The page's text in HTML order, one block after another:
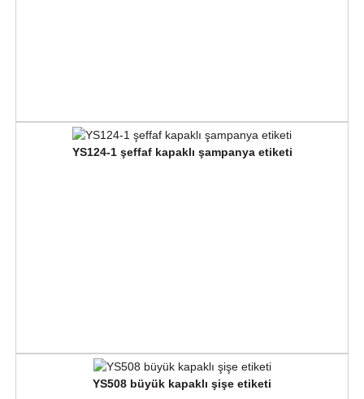
YS124-1 şeffaf kapaklı şampanya etiketi
YS508 büyük kapaklı şişe etiketi